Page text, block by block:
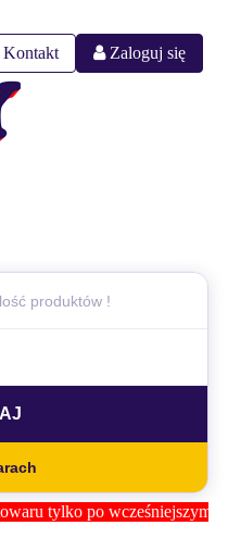
Kontakt Zaloguj się
tylko po wcześniejszym